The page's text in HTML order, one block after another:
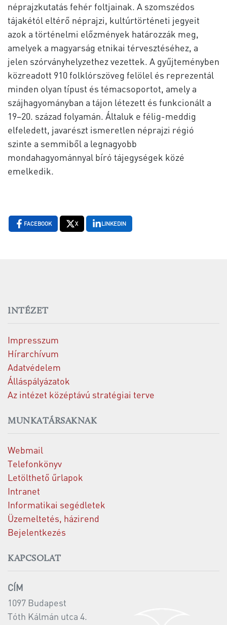
néprajzkutatás fehér foltjainak. A szomszédos
tájakétól eltérő néprajzi, kultúrtörténeti jegyeit
azok a történelmi előzmények határozzák meg,
amelyek a magyarság etnikai térvesztéséhez, a
jelen szórványhelyzethez vezettek. A gyűjteményben
közreadott 910 folklórszöveg felölel és reprezentál
minden olyan típust és témacsoportot, amely a
szájhagyományban a tájon létezett és funkcionált a
19–20. század folyamán. Általuk e félig-meddig
elfeledett, javarészt ismeretlen néprajzi régió
szinte a semmiből a legnagyobb
mondahagyománnyal bíró tájegységek közé
emelkedik.
FACEBOOK X LINKEDIN
INTÉZET
Impresszum
Hírarchívum
Adatvédelem
Álláspályázatok
Az intézet középtávú stratégiai terve
MUNKATÁRSAKNAK
Webmail
Telefonkönyv
Letölthető űrlapok
Intranet
Informatikai segédletek
Üzemeltetés, házirend
Bejelentkezés
KAPCSOLAT
CÍM
1097 Budapest
Tóth Kálmán utca 4.